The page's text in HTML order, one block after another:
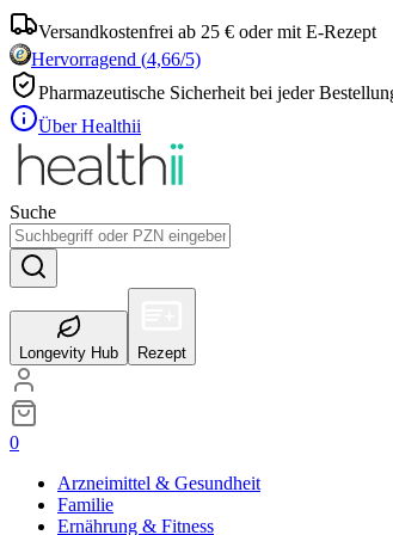
Versandkostenfrei ab 25 € oder mit E-Rezept
Hervorragend (4,66/5)
Pharmazeutische Sicherheit bei jeder
Über Healthii
Suche
Longevity Hub Rezept
0
Arzneimittel & Gesundheit
Familie
Ernährung & Fitness